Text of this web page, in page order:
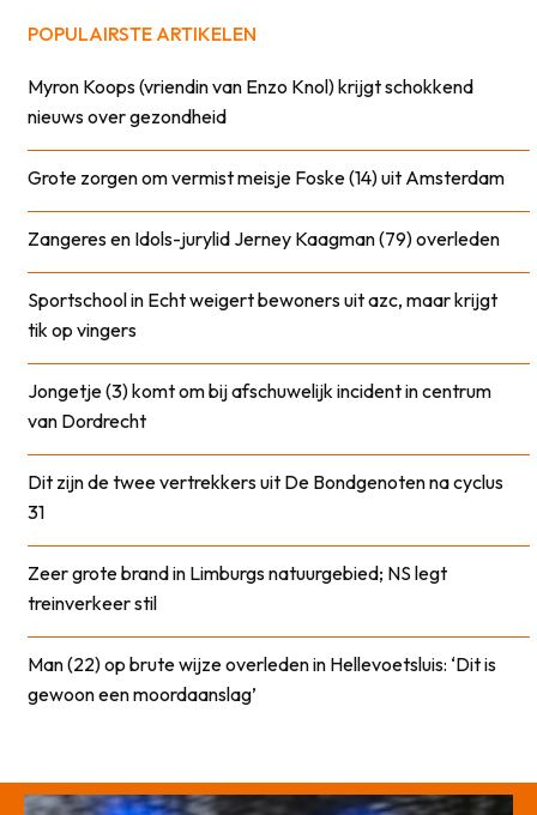
POPULAIRSTE ARTIKELEN
Myron Koops (vriendin van Enzo Knol) krijgt schokkend
nieuws over gezondheid
Grote zorgen om vermist meisje Foske (14) uit Amsterdam
Zangeres en Idols-jurylid Jerney Kaagman (79) overleden
Sportschool in Echt weigert bewoners uit azc, maar krijgt
tik op vingers
Jongetje (3) komt om bij afschuwelijk incident in centrum
van Dordrecht
Dit zijn de twee vertrekkers uit De Bondgenoten na cyclus
31
Zeer grote brand in Limburgs natuurgebied; NS legt
treinverkeer stil
Man (22) op brute wijze overleden in Hellevoetsluis: ‘Dit is
gewoon een moordaanslag’